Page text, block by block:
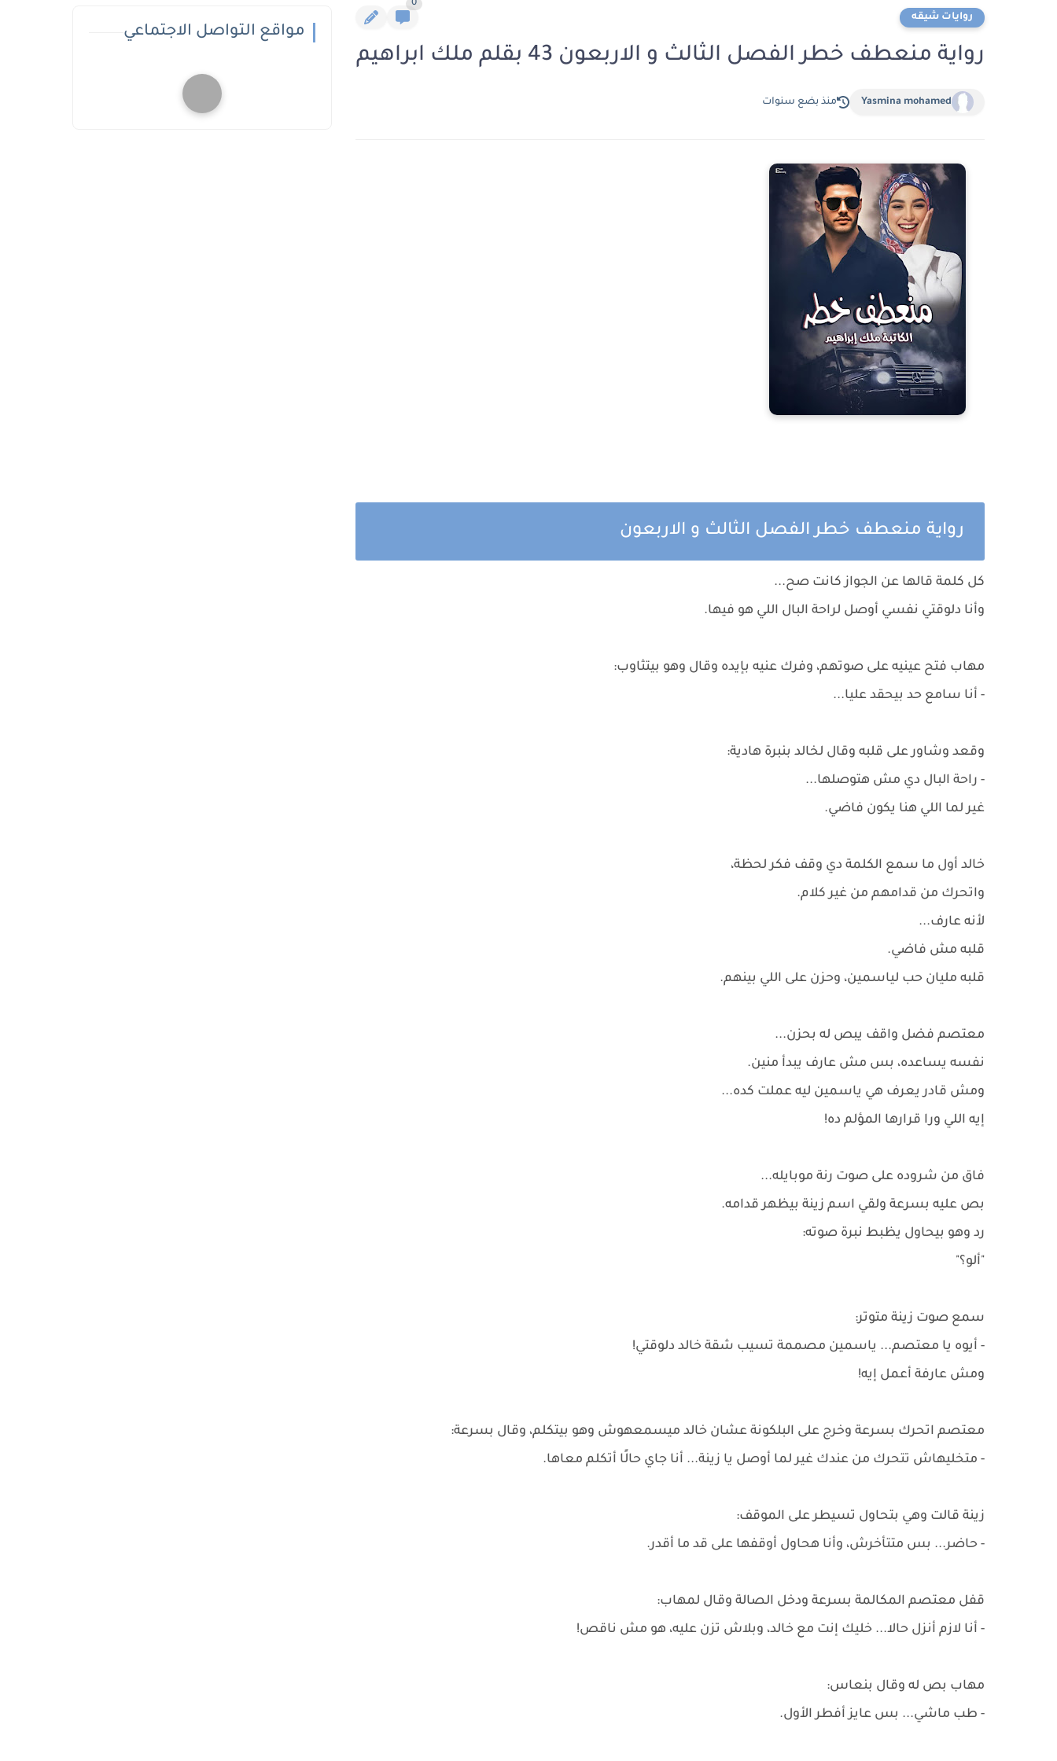
روايات شيقه
0
رواية منعطف خطر الفصل الثالث و الاربعون 43 بقلم ملك ابراهيم
Yasmina mohamed منذ بضع سنوات
رواية منعطف خطر الفصل الثالث و الاربعون
كل كلمة قالها عن الجواز كانت صح...
وأنا دلوقتي نفسي أوصل لراحة البال اللي هو فيها.
مهاب فتح عينيه على صوتهم، وفرك عنيه بإيده وقال وهو بيتثاوب:
- أنا سامع حد بيحقد عليا...
وقعد وشاور على قلبه وقال لخالد بنبرة هادية:
- راحة البال دي مش هتوصلها...
غير لما اللي هنا يكون فاضي.
خالد أول ما سمع الكلمة دي وقف فكر لحظة،
واتحرك من قدامهم من غير كلام.
لأنه عارف...
قلبه مش فاضي.
قلبه مليان حب لياسمين، وحزن على اللي بينهم.
معتصم فضل واقف يبص له بحزن...
نفسه يساعده، بس مش عارف يبدأ منين.
ومش قادر يعرف هي ياسمين ليه عملت كده...
إيه اللي ورا قرارها المؤلم ده!
فاق من شروده على صوت رنة موبايله...
بص عليه بسرعة ولقي اسم زينة بيظهر قدامه.
رد وهو بيحاول يظبط نبرة صوته:
"ألو؟"
سمع صوت زينة متوتر:
- أيوه يا معتصم... ياسمين مصممة تسيب شقة خالد دلوقتي!
ومش عارفة أعمل إيه!
معتصم اتحرك بسرعة وخرج على البلكونة عشان خالد ميسمعهوش وهو بيتكلم، وقال بسرعة:
- متخليهاش تتحرك من عندك غير لما أوصل يا زينة... أنا جاي حالًا أتكلم معاها.
زينة قالت وهي بتحاول تسيطر على الموقف:
- حاضر... بس متتأخرش، وأنا هحاول أوقفها على قد ما أقدر.
قفل معتصم المكالمة بسرعة ودخل الصالة وقال لمهاب:
- أنا لازم أنزل حالا... خليك إنت مع خالد، وبلاش تزن عليه، هو مش ناقص!
مهاب بص له وقال بنعاس:
- طب ماشي... بس عايز أفطر الأول.
مواقع التواصل الاجتماعي